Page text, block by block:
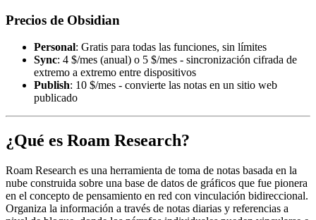
Precios de Obsidian
Personal: Gratis para todas las funciones, sin límites
Sync: 4 $/mes (anual) o 5 $/mes - sincronización cifrada de
extremo a extremo entre dispositivos
Publish: 10 $/mes - convierte las notas en un sitio web
publicado
¿Qué es Roam Research?
Roam Research es una herramienta de toma de notas basada en la
nube construida sobre una base de datos de gráficos que fue pionera
en el concepto de pensamiento en red con vinculación bidireccional.
Organiza la información a través de notas diarias y referencias a